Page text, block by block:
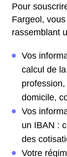
Pour
Fargeol,
rassemblant
Vos
calcul de
domicile,
Vos
un IBAN :
des
Votre